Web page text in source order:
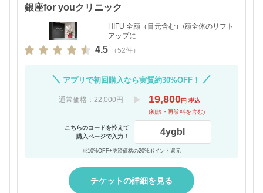
銀座for youクリニック
HIFU 全顔（目元含む）/顔全体のリフト
アップに
4.5 （52件）
アプリで初回購入なら実質約30%OFF！
通常価格：22,000円 19,800円 税込
(初診・再診料を含む)
こちらのコードを控えて
購入ページで入力！
4ygbl
※10%OFF+決済価格の20%ポイント還元
チケットの詳細を見る